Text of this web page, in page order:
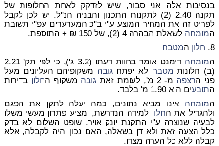
בנסיבות אלה אני סבור, שיש לזדקק לאחת החלופות של
תקנה 2.40 (2) לתקנות התכנון והבניה הנ"ל. יש לכן לקבל
לפריט זה את המחיר המוצע ע"י ב"כ המערערים עפ"י תשובת
המומחה לשאלת הבהרה 4 (2), של 150 ₪ + התוספת.
8. חלון המטבח
המומחה
דימנט אומר בחוות דעתו (3.2 ג'), כי לפי תק' 2.21
(ב) חלונות מטבח לא יפתחגובה משקופיהם העליונים מעל
פני הרצפה מ- 2 מ', לעומת זאת גובה משקוף החלון בדירות
התובעים הוא 1.90 מ' בלבד.
המומחה אינו מביא נתונים, כמה יעלה לתקן את הפגם
ולהגדיל את החלון למידה הנדרשת, ומציע פתרון מעשי משלו
לבעיה שנוצרה ע"י התקנת יונק אויר. שופט השלום לא בדק
כלל הצעה זאת ולא דן בשאלה, האם נכון יהיה לקבלה, אלא
קבלה ללא כל הערה מצדו.